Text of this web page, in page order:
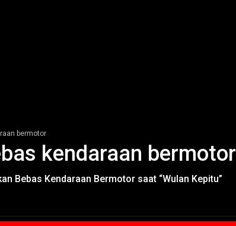
bermotor
kendaraan bermotor
Bebas Kendaraan Bermotor saat “Wulan Kepitu”